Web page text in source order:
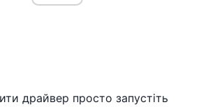
драйвер просто запустіть